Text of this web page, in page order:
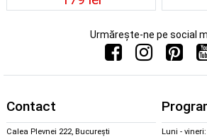
Urmărește-ne pe social
Contact
Calea Plevnei 222, București
Luni - vineri: